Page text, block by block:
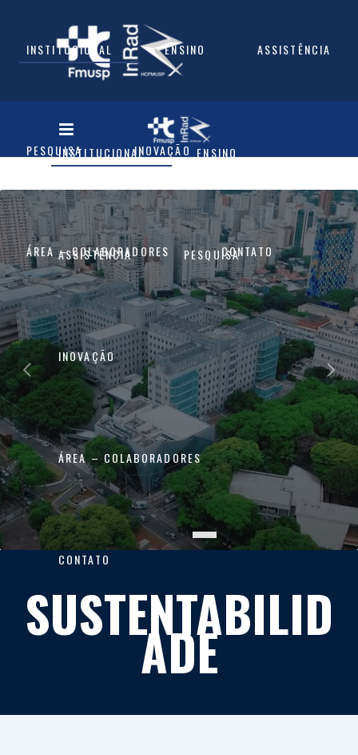
INSTITUCIONAL ENSINO
ASSISTÊNCIA PESQUISA
INOVAÇÃO
ÁREA – COLABORADORES
CONTATO
INSTITUCIONAL ENSINO ASSISTÊNCIA
PESQUISA INOVAÇÃO
ÁREA – COLABORADORES CONTATO
SUSTENTABILID
ADE